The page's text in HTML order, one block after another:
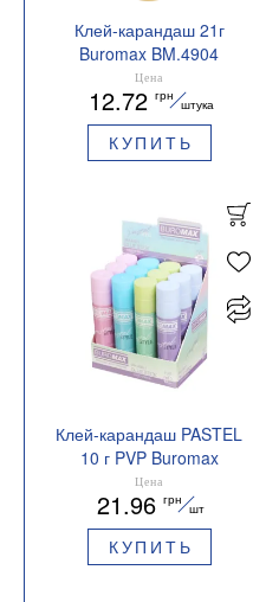
Клей-карандаш 21г
Buromax BM.4904
Цена
12.72 грн
штука
КУПИТЬ
Клей-карандаш PASTEL
10 г PVP Buromax
BM.4921
Цена
21.96 грн
шт
КУПИТЬ